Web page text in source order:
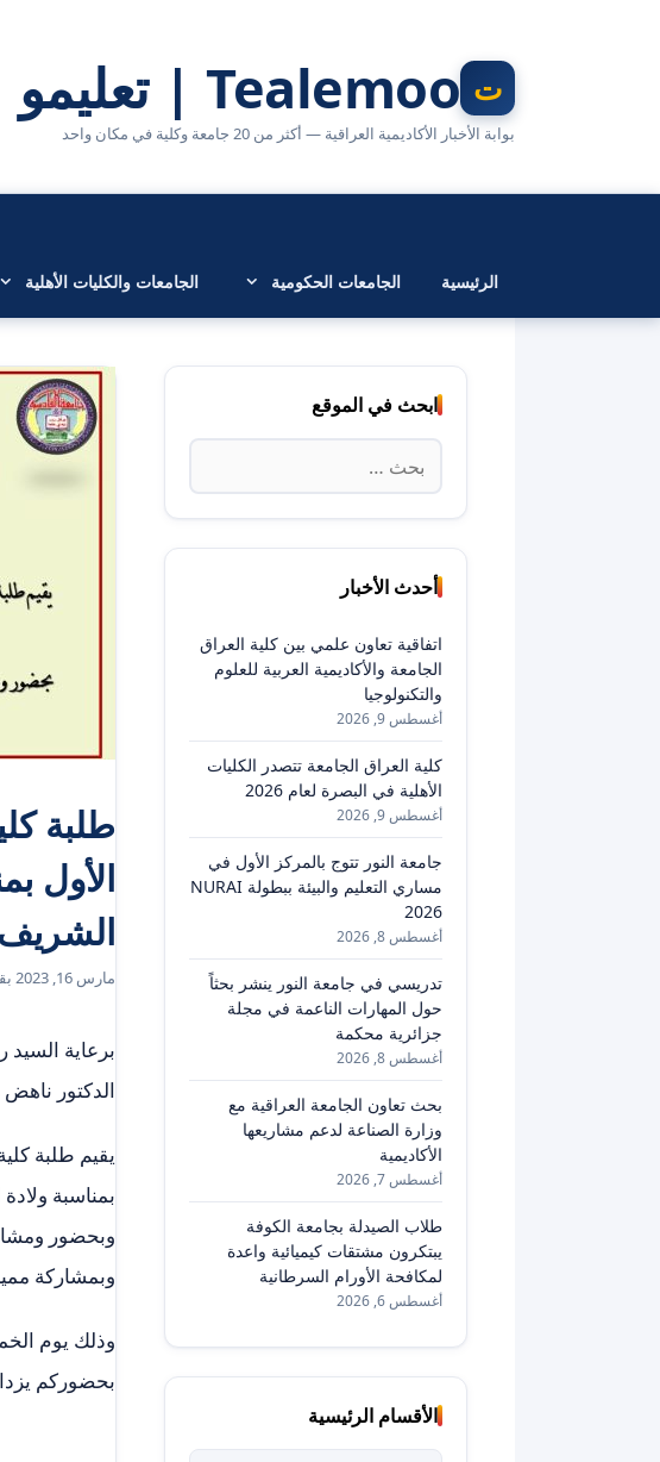
Tealemoo | تعليمو
بوابة الأخبار الأكاديمية العراقية — أكثر من 20 جامعة وكلية في مكان واحد
الرئيسية الجامعات الحكومية الجامعات والكليات الأهلية
طلبة
الأول
مارس 16, 2023
برعاية
الدكتور
يقيم طلبة
بمناسبة
وبحضور
وبمشاركة
بحضوركم
ابحث في الموقع
البحث
عن:
أحدث الأخبار
اتفاقية تعاون علمي بين كلية العراق
الجامعة والأكاديمية العربية للعلوم
والتكنولوجيا
أغسطس 9, 2026
كلية العراق الجامعة تتصدر الكليات
الأهلية في البصرة لعام 2026
أغسطس 9, 2026
جامعة النور تتوج بالمركز الأول في
مساري التعليم والبيئة ببطولة NURAI
2026
أغسطس 8, 2026
تدريسي في جامعة النور ينشر بحثاً
حول المهارات الناعمة في مجلة
جزائرية محكمة
أغسطس 8, 2026
بحث تعاون الجامعة العراقية مع
وزارة الصناعة لدعم مشاريعها
الأكاديمية
أغسطس 7, 2026
طلاب الصيدلة بجامعة الكوفة
يبتكرون مشتقات كيميائية واعدة
لمكافحة الأورام السرطانية
أغسطس 6, 2026
الأقسام الرئيسية